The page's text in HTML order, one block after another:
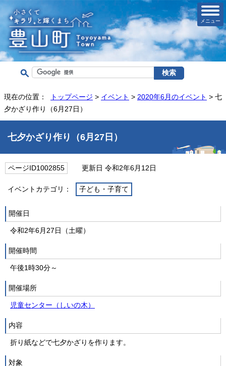
メニュー
現在の位置： トップページ > イベント > 2020年6月のイベント > 七
夕かざり作り（6月27日）
七夕かざり作り（6月27日）
ページID1002855 更新日 令和2年6月12日
イベントカテゴリ： 子ども・子育て
開催日
令和2年6月27日（土曜）
開催時間
午後1時30分～
開催場所
児童センター（しいの木）
内容
折り紙などで七夕かざりを作ります。
対象